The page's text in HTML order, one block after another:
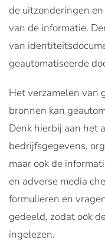
de uitzonderingen
van de informatie.
van
geautomatiseerde
Het verzamelen van
bronnen kan
Denk hierbij aan het
bedrijfsgegevens,
maar ook de
en adverse media
formulieren en
gedeeld, zodat ook
ingelezen.